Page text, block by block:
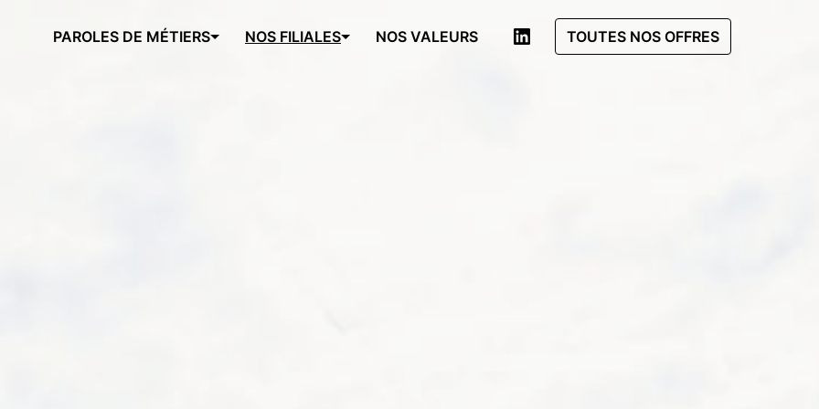
PAROLES DE MÉTIERS NOS FILIALES NOS VALEURS TOUTES NOS OFFRES